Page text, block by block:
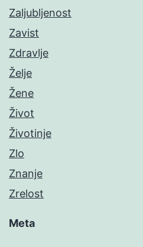
Zaljubljenost
Zavist
Zdravlje
Želje
Žene
Život
Životinje
Zlo
Znanje
Zrelost
Meta